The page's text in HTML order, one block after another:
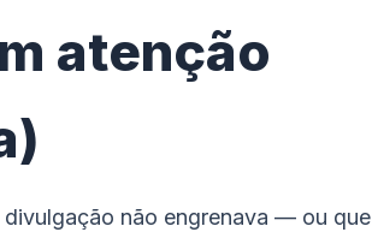
atenção
divulgação não engrenava — ou que